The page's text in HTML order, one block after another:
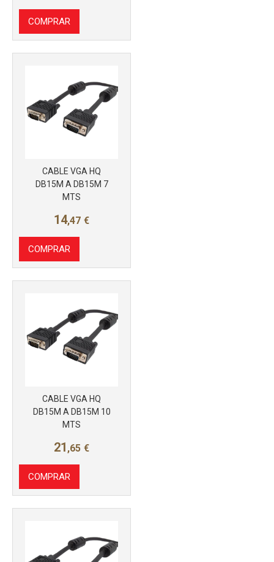
COMPRAR
CABLE VGA HQ
DB15M A DB15M 7
MTS
14,47 €
COMPRAR
CABLE VGA HQ
DB15M A DB15M 10
MTS
21 ,65 €
COMPRAR
Más info
Más info